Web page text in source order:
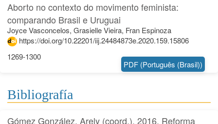
Aborto no contexto do movimento feminista:
comparando Brasil e Uruguai
Joyce Vasconcelos, Grasielle Vieira, Fran Espinoza
https://doi.org/10.22201/iij.24484873e.2020.159.15806
1269-1300
PDF (Português (Brasil))
Bibliografía
Gómez González, Arely (coord.). 2016. Reforma